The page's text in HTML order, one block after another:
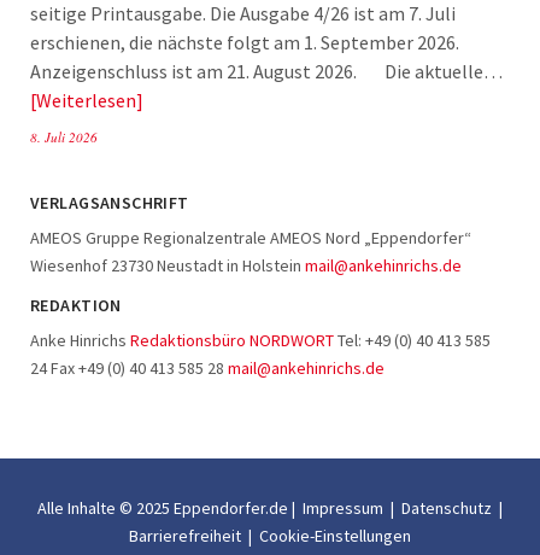
seitige Printausgabe. Die Ausgabe 4/26 ist am 7. Juli
erschienen, die nächste folgt am 1. September 2026.
Anzeigenschluss ist am 21. August 2026. Die aktuelle…
Weiterlesen
8. Juli 2026
VERLAGSANSCHRIFT
AMEOS Gruppe Regionalzentrale AMEOS Nord „Eppendorfer“
Wiesenhof 23730 Neustadt in Holstein mail@ankehinrichs.de
REDAKTION
Anke Hinrichs Redaktionsbüro NORDWORTTel: +49 (0) 40 413 585
24 Fax +49 (0) 40 413 585 28 mail@ankehinrichs.de
Alle Inhalte © 2025 Eppendorfer.de | Impressum | Datenschutz |
Barrierefreiheit | Cookie-Einstellungen